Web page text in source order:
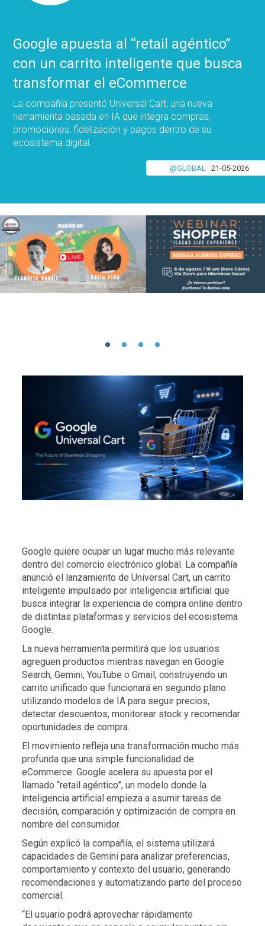
Google apuesta al “retail agéntico”
con un carrito inteligente que busca
transformar el eCommerce
La compañía presentó Universal Cart, una nueva
herramienta basada en IA que integra compras,
promociones, fidelización y pagos dentro de su
ecosistema digital.
@GLOBAL 21-05-2026
Google quiere ocupar un lugar mucho más relevante
dentro del comercio electrónico global. La compañía
anunció el lanzamiento de Universal Cart, un carrito
inteligente impulsado por inteligencia artificial que
busca integrar la experiencia de compra online dentro
de distintas plataformas y servicios del ecosistema
Google.
La nueva herramienta permitirá que los usuarios
agreguen productos mientras navegan en Google
Search, Gemini, YouTube o Gmail, construyendo un
carrito unificado que funcionará en segundo plano
utilizando modelos de IA para seguir precios,
detectar descuentos, monitorear stock y recomendar
oportunidades de compra.
El movimiento refleja una transformación mucho más
profunda que una simple funcionalidad de
eCommerce: Google acelera su apuesta por el
llamado “retail agéntico”, un modelo donde la
inteligencia artificial empieza a asumir tareas de
decisión, comparación y optimización de compra en
nombre del consumidor.
Según explicó la compañía, el sistema utilizará
capacidades de Gemini para analizar preferencias,
comportamiento y contexto del usuario, generando
recomendaciones y automatizando parte del proceso
comercial.
“El usuario podrá aprovechar rápidamente